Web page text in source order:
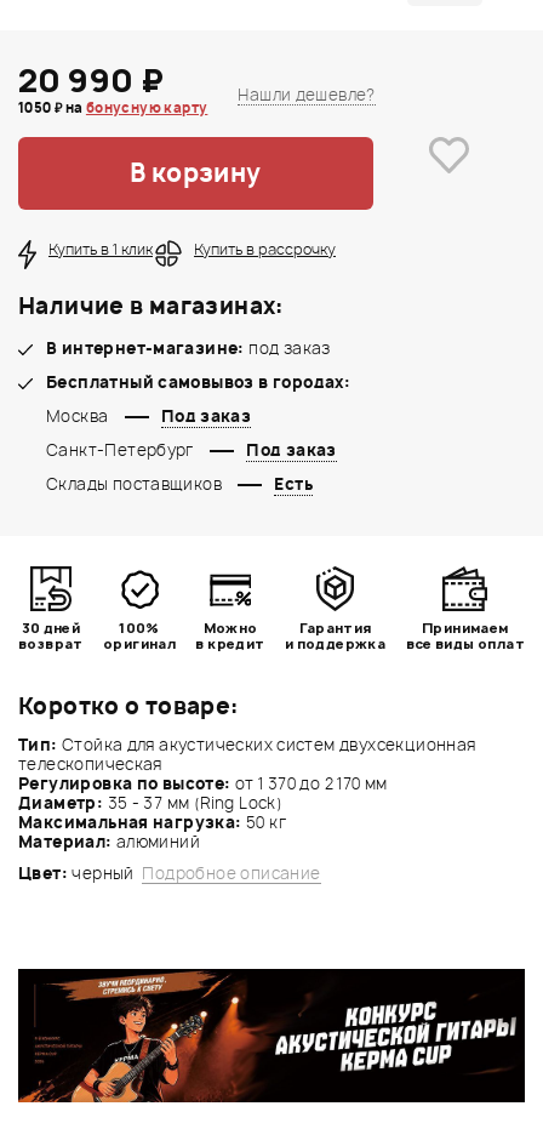
Коротко о товаре:
Тип: Стойка для акустических систем двухсекционная
телескопическая
Регулировка по высоте: от 1 370 до 2 170 мм
Диаметр: 35 - 37 мм (Ring Lock)
Максимальная нагрузка: 50 кг
Материал: алюминий
Цвет: черный Подробное описание
20 990 ₽
1050 ₽ на бонусную карту
Нашли дешевле?
В корзину
Купить в 1 клик Купить в рассрочку
Наличие в магазинах:
В интернет-магазине: под заказ
Бесплатный самовывоз в городах:
Москва
Под заказ
Санкт-Петербург
Под заказ
Склады поставщиков
Есть
30 дней
возврат
100%
оригинал
Можно
в кредит
Гарантия
и поддержка
Принимаем
все виды оплат